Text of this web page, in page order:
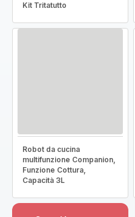
Kit Tritatutto
Robot da cucina
multifunzione Companion,
Funzione Cottura,
Capacità 3L